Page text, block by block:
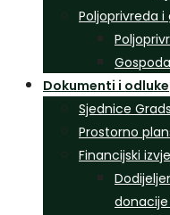
Poljoprivreda
Dokumenti i odluke
Sjednice
Prostorno
Financijski
donacije